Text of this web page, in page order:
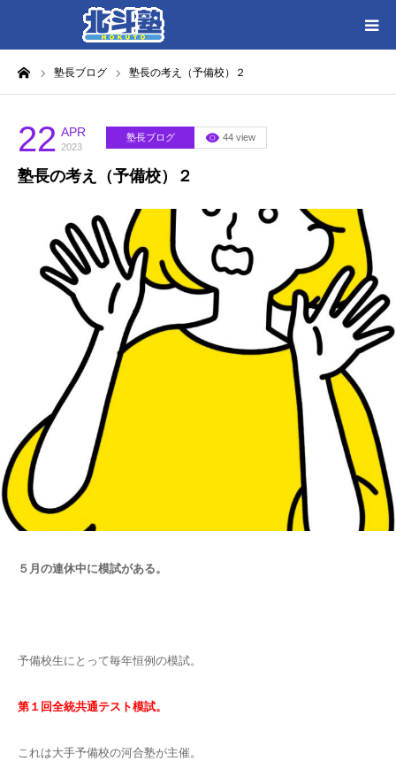
塾長ブログ 塾長の考え（予備校）２
22 APR
2023
塾長ブログ 44 view
塾長の考え（予備校）２
５月の連休中に模試がある。
予備校生にとって毎年恒例の模試。
第１回全統共通テスト模試。
これは大手予備校の河合塾が主催。
HOME
各教室別に記事を見る
北斗塾／教室一覧
お問い合わせ